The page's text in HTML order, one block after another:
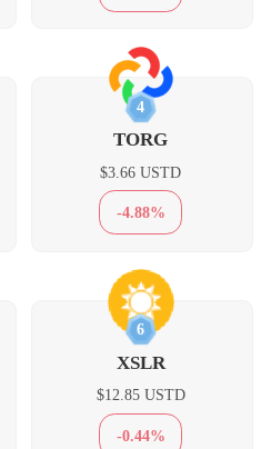
4
TORG
$3.66 USTD
-4.88%
6
XSLR
$12.85 USTD
-0.44%